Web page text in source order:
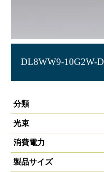
DL8WW9-10G2W-D
分類
光束
消費電力
製品サイズ